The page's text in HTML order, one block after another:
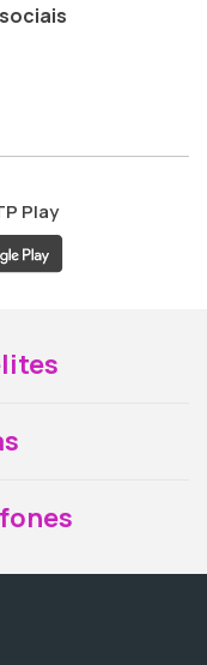
ao
Play